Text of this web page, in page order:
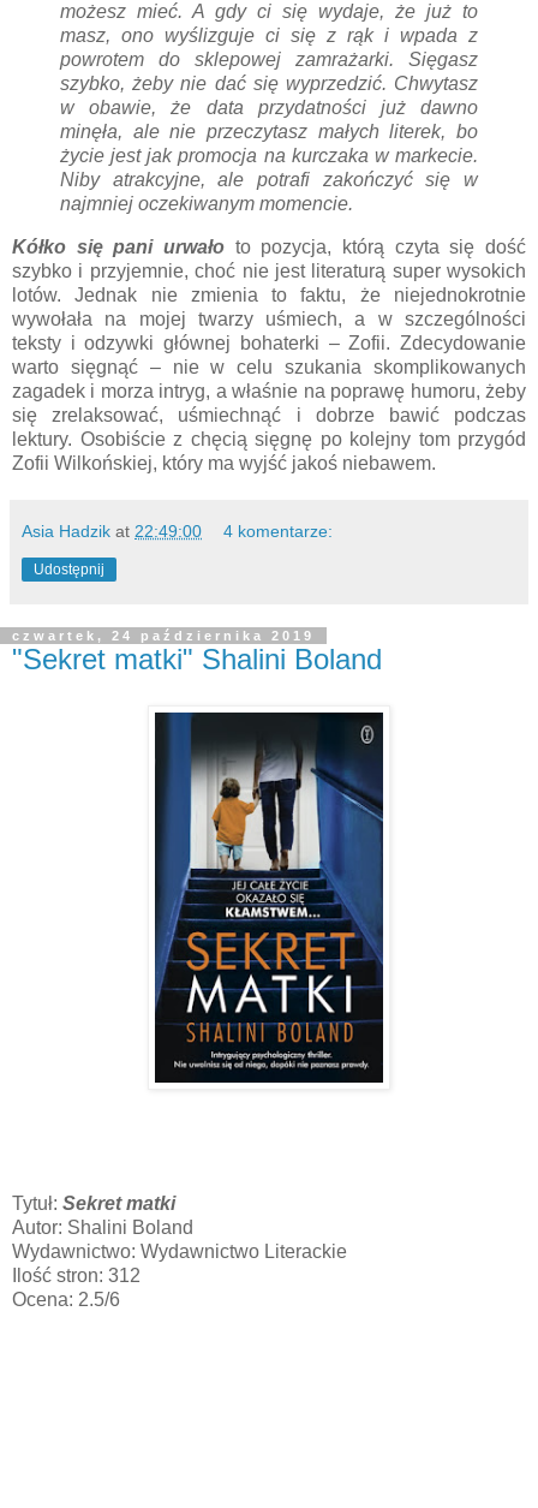
możesz mieć. A gdy ci się wydaje, że już to
masz, ono wyślizguje ci się z rąk i wpada z
powrotem do sklepowej zamrażarki. Sięgasz
szybko, żeby nie dać się wyprzedzić. Chwytasz
w obawie, że data przydatności już dawno
minęła, ale nie przeczytasz małych literek, bo
życie jest jak promocja na kurczaka w markecie.
Niby atrakcyjne, ale potrafi zakończyć się w
najmniej oczekiwanym momencie.
Kółko się pani urwało to pozycja, którą czyta się dość
szybko i przyjemnie, choć nie jest literaturą super wysokich
lotów. Jednak nie zmienia to faktu, że niejednokrotnie
wywołała na mojej twarzy uśmiech, a w szczególności
teksty i odzywki głównej bohaterki – Zofii. Zdecydowanie
warto sięgnąć – nie w celu szukania skomplikowanych
zagadek i morza intryg, a właśnie na poprawę humoru, żeby
się zrelaksować, uśmiechnąć i dobrze bawić podczas
lektury. Osobiście z chęcią sięgnę po kolejny tom przygód
Zofii Wilkońskiej, który ma wyjść jakoś niebawem.
Asia Hadzik at 22:49:00 4 komentarze:
Udostępnij
czwartek, 24 października 2019
"Sekret matki" Shalini Boland
Tytuł: Sekret matki
Autor: Shalini Boland
Wydawnictwo: Wydawnictwo Literackie
Ilość stron: 312
Ocena: 2.5/6